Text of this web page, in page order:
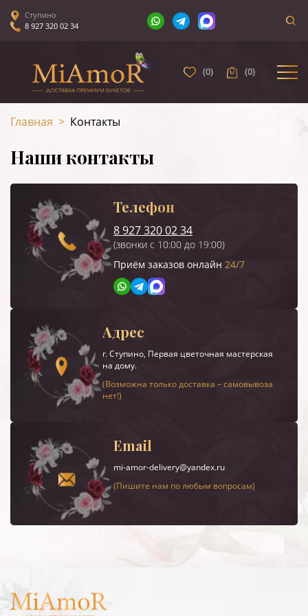
Ступино
8 927 320 02 34
(0) (0)
Главная > Контакты
Наши контакты
Телефон
8 927 320 02 34
(звонки с 10:00 до 19:00)
Приём заказов онлайн 24/7
Адрес
г.Ступино, Первая цветочная мастерская
на дому.
(Возможна только доставка – самовывоза
нет!)
Email
mi-amor-delivery@yandex.ru
(Пишите нам по любым вопросам)